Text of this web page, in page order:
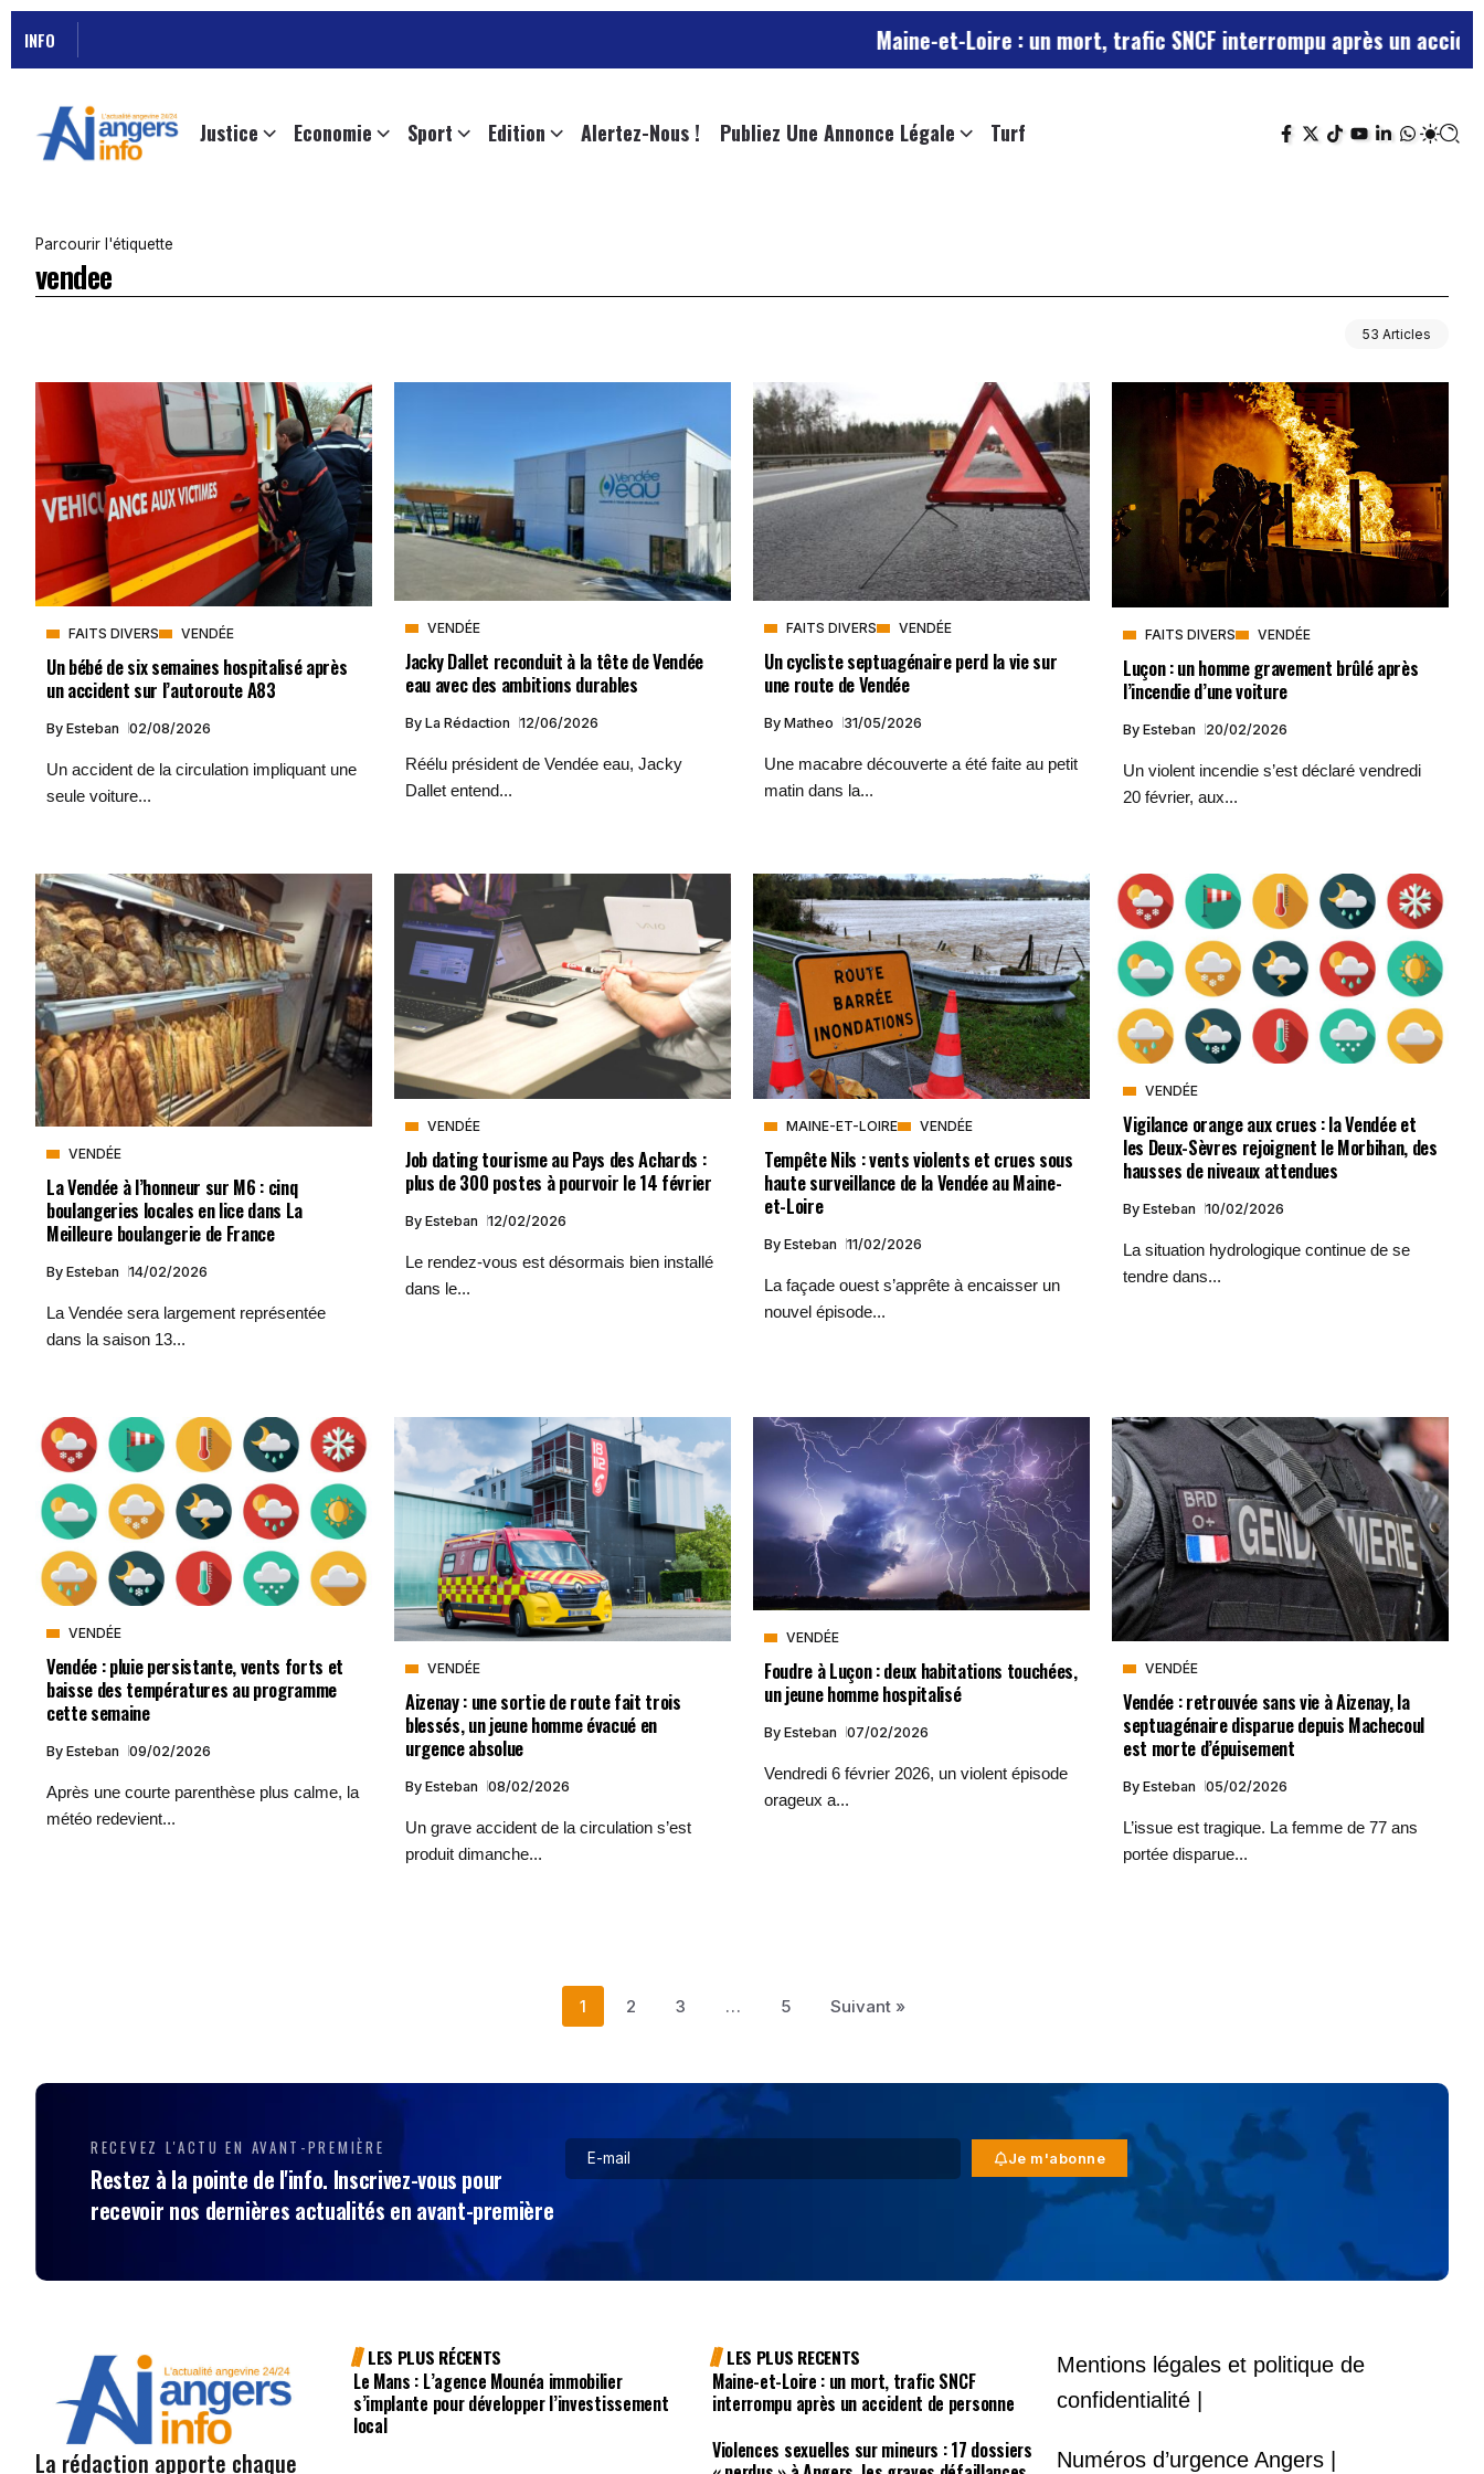
INFO Maine-et-Loire : un mort, trafic SNCF interrompu après un accident de
Justice Economie Sport Edition Alertez-Nous ! Publiez Une Annonce Légale Turf
Parcourir l'étiquette
vendee
53 Articles
FAITS DIVERS VENDÉE
Un bébé de six semaines hospitalisé après
un accident sur l’autoroute A83
By Esteban 02/08/2026
Un accident de la circulation impliquant une
seule voiture...
VENDÉE
Jacky Dallet reconduit à la tête de Vendée
eau avec des ambitions durables
By La Rédaction 12/06/2026
Réélu président de Vendée eau, Jacky
Dallet entend...
FAITS DIVERS VENDÉE
Un cycliste septuagénaire perd la vie sur
une route de Vendée
By Matheo 31/05/2026
Une macabre découverte a été faite au petit
matin dans la...
FAITS DIVERS VENDÉE
Luçon : un homme gravement brûlé après
l’incendie d’une voiture
By Esteban 20/02/2026
Un violent incendie s’est déclaré vendredi
20 février, aux...
VENDÉE
La Vendée à l’honneur sur M6 : cinq
boulangeries locales en lice dans La
Meilleure boulangerie de France
By Esteban 14/02/2026
La Vendée sera largement représentée
dans la saison 13...
VENDÉE
Job dating tourisme au Pays des Achards :
plus de 300 postes à pourvoir le 14 février
By Esteban 12/02/2026
Le rendez-vous est désormais bien installé
dans le...
MAINE-ET-LOIRE VENDÉE
Tempête Nils : vents violents et crues sous
haute surveillance de la Vendée au Maine-
et-Loire
By Esteban 11/02/2026
La façade ouest s’apprête à encaisser un
nouvel épisode...
VENDÉE
Vigilance orange aux crues : la Vendée et
les Deux-Sèvres rejoignent le Morbihan, des
hausses de niveaux attendues
By Esteban 10/02/2026
La situation hydrologique continue de se
tendre dans...
VENDÉE
Vendée : pluie persistante, vents forts et
baisse des températures au programme
cette semaine
By Esteban 09/02/2026
Après une courte parenthèse plus calme, la
météo redevient...
VENDÉE
Aizenay : une sortie de route fait trois
blessés, un jeune homme évacué en
urgence absolue
By Esteban 08/02/2026
Un grave accident de la circulation s’est
produit dimanche...
VENDÉE
Foudre à Luçon : deux habitations touchées,
un jeune homme hospitalisé
By Esteban 07/02/2026
Vendredi 6 février 2026, un violent épisode
orageux a...
VENDÉE
Vendée : retrouvée sans vie à Aizenay, la
septuagénaire disparue depuis Machecoul
est morte d’épuisement
By Esteban 05/02/2026
L’issue est tragique. La femme de 77 ans
portée disparue...
1 2 3 … 5 Suivant »
RECEVEZ L'ACTU EN AVANT-PREMIÈRE
Restez à la pointe de l'info. Inscrivez-vous pour
recevoir nos dernières actualités en avant-première
Je m'abonne
La rédaction apporte chaque
LES PLUS RÉCENTS
Le Mans : L’agence Mounéa immobilier
s’implante pour développer l’investissement
local
LES PLUS RECENTS
Maine-et-Loire : un mort, trafic SNCF
interrompu après un accident de personne
Violences sexuelles sur mineurs : 17 dossiers
Mentions légales et politique de
confidentialité |
Numéros d’urgence Angers |